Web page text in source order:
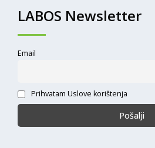
LABOS Newsletter
Email
Prihvatam Uslove korištenja